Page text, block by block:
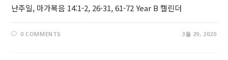
난주일, 마가복음 14:1-2, 26-31, 61-72 Year B 캘린더
0 COMMENTS 3월 29, 2020